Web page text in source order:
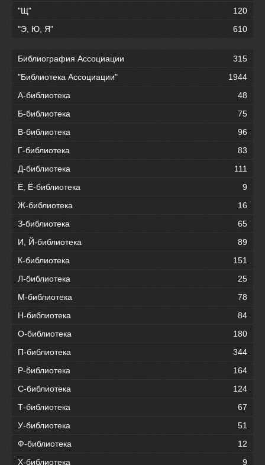
"Щ"
120
"Э, Ю, Я"
610
Библиография Ассоциации
315
"Библиотека Ассоциации"
1944
А-библиотека
48
Б-библиотека
75
В-библиотека
96
Г-библиотека
83
Д-библиотека
111
Е, Ё-библиотека
9
Ж-библиотека
16
З-библиотека
65
И, Й-библиотека
89
К-библиотека
151
Л-библиотека
25
М-библиотека
78
Н-библиотека
84
О-библиотека
180
П-библиотека
344
Р-библиотека
164
С-библиотека
124
Т-библиотека
67
У-библиотека
51
Ф-библиотека
12
Х-библиотека
9